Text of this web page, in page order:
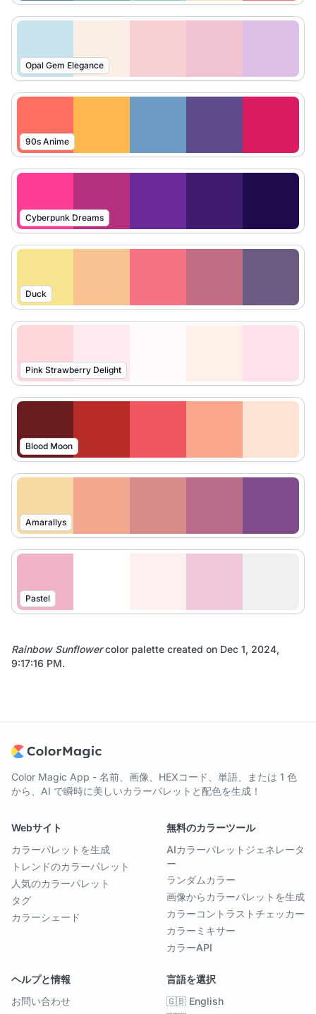
Opal Gem Elegance
90s Anime
Cyberpunk Dreams
Duck
Pink Strawberry Delight
Blood Moon
Amarallys
Pastel
Rainbow Sunflowercolor palette created on Dec 1, 2024,
9:17:16 PM.
Color Magic App - 名前、画像、HEXコード、単語、または 1 色
から、AI で瞬時に美しいカラーパレットと配色を生成！
Webサイト
カラーパレットを生成
トレンドのカラーパレット
人気のカラーパレット
タグ
カラーシェード
無料のカラーツール
AIカラーパレットジェネレータ
ー
ランダムカラー
画像からカラーパレットを生成
カラーコントラストチェッカー
カラーミキサー
カラーAPI
ヘルプと情報
お問い合わせ
言語を選択
🇬🇧 English